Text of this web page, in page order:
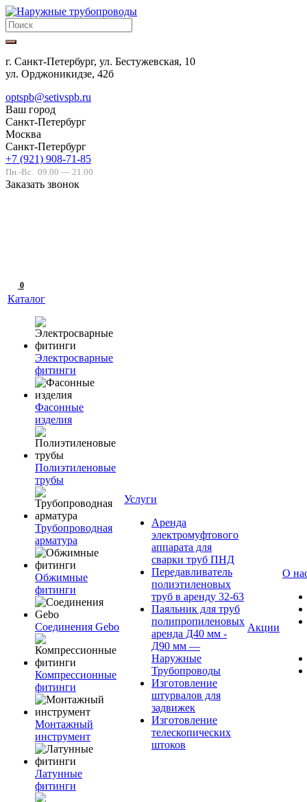
г. Санкт-Петербург, ул. Бестужевская, 10
ул. Орджоникидзе, 42б
optspb@setivspb.ru
Ваш город
Санкт-Петербург
Москва
Санкт-Петербург
+7 (921) 908-71-85
Пн.-Вс. 09.00 — 21.00
Заказать звонок
0
Каталог
Электросварные
фитинги
Фасонные
изделия
Полиэтиленовые
трубы
Трубопроводная
арматура
Обжимные
фитинги
Соединения Gebo
Компрессионные
фитинги
Монтажный
инструмент
Латунные
фитинги
Услуги
Аренда
электромуфтового
аппарата для
сварки труб ПНД
Передавливатель
полиэтиленовых
труб в аренду 32-63
Паяльник для труб
полипропиленовых
аренда Д40 мм -
Д90 мм —
Наружные
Трубопроводы
Изготовление
штурвалов для
задвижек
Изготовление
телескопических
штоков
Акции
О